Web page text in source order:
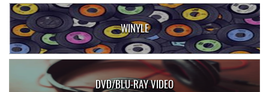
WINYLE
DVD/BLU-RAY VIDEO